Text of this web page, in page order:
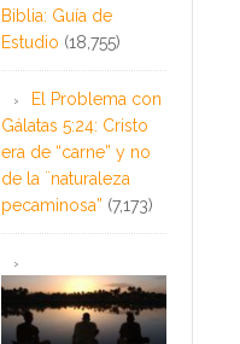
Biblia: Guía de
Estudio (18,755)
El Problema con
Gálatas 5:24: Cristo
era de “carne” y no
de la ¨naturaleza
pecaminosa” (7,173)